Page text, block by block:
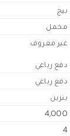
بيج
مخمل
غير معروف
دفع رباعي
دفع رباعي
بنزين
4,000
4